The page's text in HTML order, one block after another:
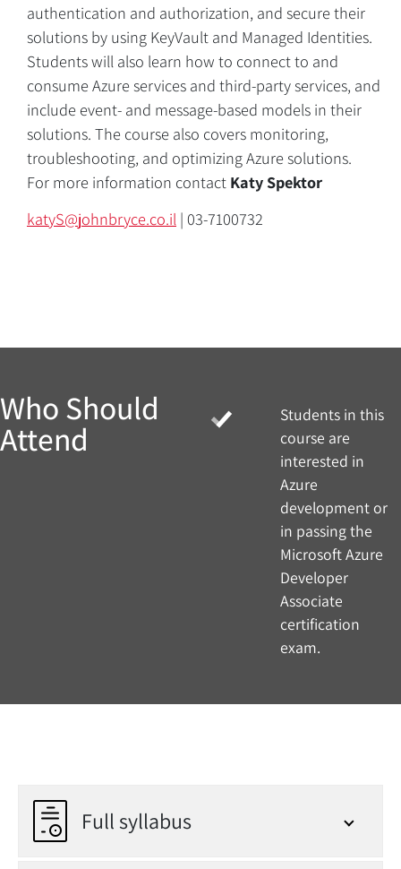
Overview
authentication and authorization, and secure their
solutions by using KeyVault and Managed Identities.
Students will also learn how to connect to and
consume Azure services and third-party services, and
include event- and message-based models in their
solutions. The course also covers monitoring,
troubleshooting, and optimizing Azure solutions.
For more information contact Katy Spektor
katyS@johnbryce.co.il | ‎03-7100732
Full syllabus